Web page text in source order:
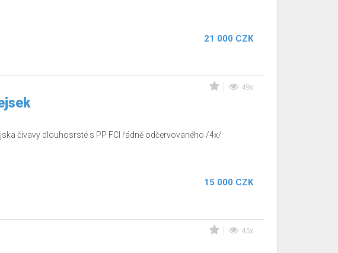
21 000 CZK
49x
čivavy dlouhosrsté s PP FCI řádně odčervovaného /4x/
15 000 CZK
45x